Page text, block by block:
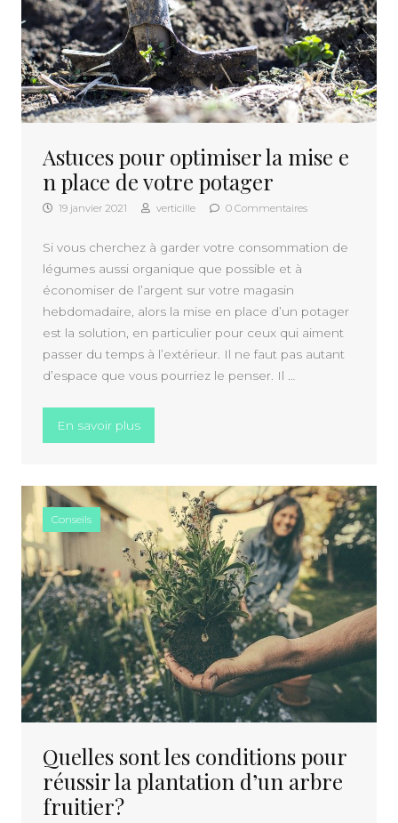
Astuces pour optimiser la mise e
n place de votre potager
19 janvier 2021 verticille 0 Commentaires
Si vous cherchez à garder votre consommation de
légumes aussi organique que possible et à
économiser de l’argent sur votre magasin
hebdomadaire, alors la mise en place d’un potager
est la solution, en particulier pour ceux qui aiment
passer du temps à l’extérieur. Il ne faut pas autant
d’espace que vous pourriez le penser. Il …
En savoir plus« Astuces pour optimiser la mise en place
Conseils
Quelles sont les conditions pour
réussir la plantation d’un arbre
fruitier?